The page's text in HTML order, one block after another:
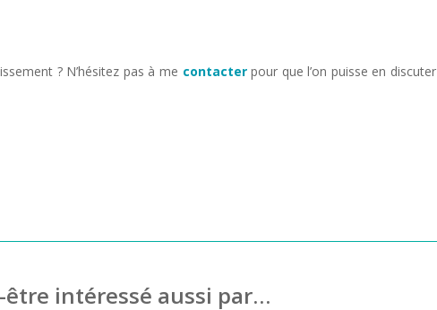
? N’hésitez pas à me contacterpour que l’on puisse en discuter
être intéressé aussi par…